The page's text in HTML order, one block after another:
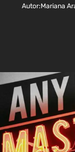
Autor:Mariana